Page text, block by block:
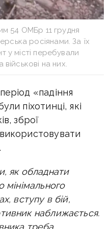
54 ОМБр 11 грудня
росіянами. За їх
у місті перебували
військові на них.
«падіння
піхотинці, які
зброї
як обладнати
мінімального
вступу в бій,
наближається.
треба